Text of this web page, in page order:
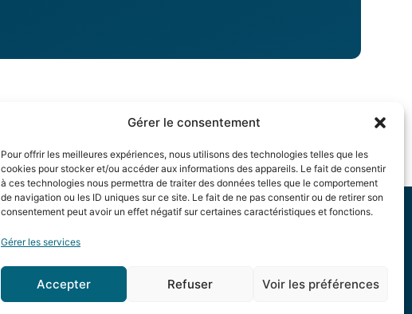
Gérer le consentement
Pour offrir les meilleures expériences, nous utilisons des technologies telles que les
cookies pour stocker et/ou accéder aux informations des appareils. Le fait de consentir
à ces technologies nous permettra de traiter des données telles que le comportement
de navigation ou les ID uniques sur ce site. Le fait de ne pas consentir ou de retirer son
consentement peut avoir un effet négatif sur certaines caractéristiques et fonctions.
Gérer les services
Accepter Refuser Voir les préférences